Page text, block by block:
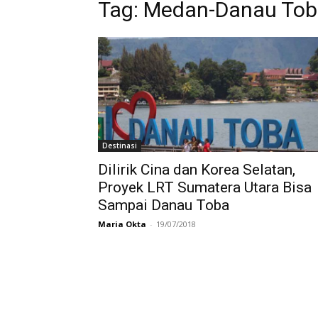
Tag: Medan-Danau
Destinasi
Dilirik Cina dan Korea Selatan,
Proyek LRT Sumatera Utara Bisa
Sampai Danau Toba
Maria Okta - 19/07/2018